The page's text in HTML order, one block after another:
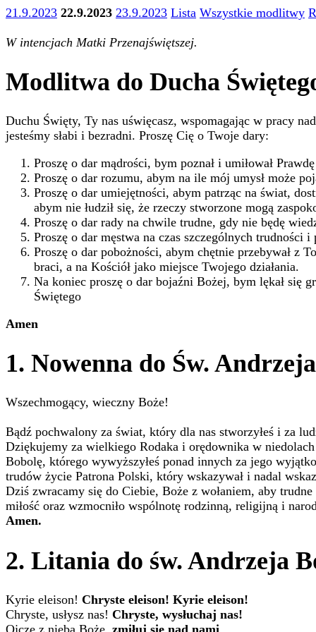
21.9.2023 22.9.2023 23.9.2023 Lista Wszystkie modlitwy
W intencjach Matki Przenajświętszej.
Modlitwa do Ducha
Duchu Święty, Ty nas uświęcasz, wspomagając w pracy
jesteśmy słabi i bezradni. Proszę Cię o Twoje dary:
Proszę o dar mądrości, bym poznał i umiłował
Proszę o dar rozumu, abym na ile mój umysł może
Proszę o dar umiejętności, abym patrząc na świat,
abym nie łudził się, że rzeczy stworzone mogą
Proszę o dar rady na chwile trudne, gdy nie będę
Proszę o dar męstwa na czas szczególnych trudności i
Proszę o dar pobożności, abym chętnie przebywał z
braci, a na Kościół jako miejsce Twojego działania.
Na koniec proszę o dar bojaźni Bożej, bym lękał się
Świętego
Amen
1. Nowenna do Św.
Wszechmogący, wieczny Boże!
Bądź pochwalony za świat, który dla nas stworzyłeś i za
Dziękujemy za wielkiego Rodaka i orędownika w
Bobolę, którego wywyższyłeś ponad innych za jego
trudów życie Patrona Polski, który wskazywał i nadal
Dziś zwracamy się do Ciebie, Boże z wołaniem, aby
miłość oraz wzmocniło wspólnotę rodzinną, religijną i
Amen.
2. Litania do św. Andrzeja
Kyrie eleison! Chryste eleison! Kyrie eleison!
Chryste, usłysz nas! Chryste, wysłuchaj nas!
Ojcze z nieba Boże, zmiłuj się nad nami